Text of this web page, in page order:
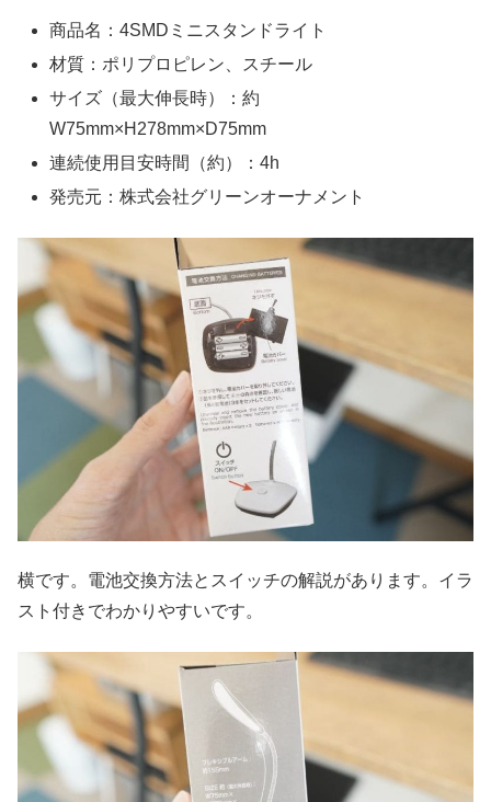
商品名：4SMDミニスタンドライト
材質：ポリプロピレン、スチール
サイズ（最大伸長時）：約
W75mm×H278mm×D75mm
連続使用目安時間（約）：4h
発売元：株式会社グリーンオーナメント
横です。電池交換方法とスイッチの解説があります。イラ
スト付きでわかりやすいです。